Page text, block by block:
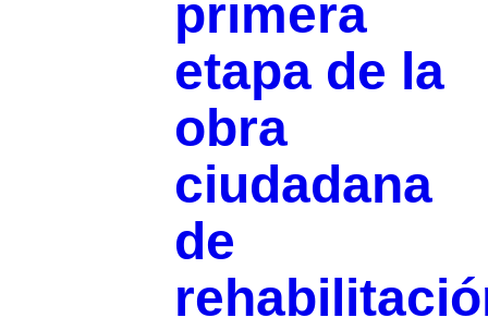
primera
etapa de la
obra
ciudadana
de